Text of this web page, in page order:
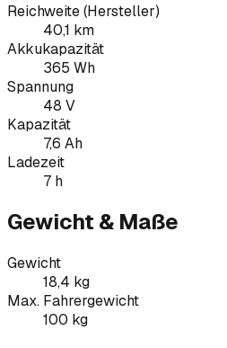
Reichweite (Hersteller)
40,1 km
Akkukapazität
365 Wh
Spannung
48 V
Kapazität
7,6 Ah
Ladezeit
7 h
Gewicht & Maße
Gewicht
18,4 kg
Max. Fahrergewicht
100 kg